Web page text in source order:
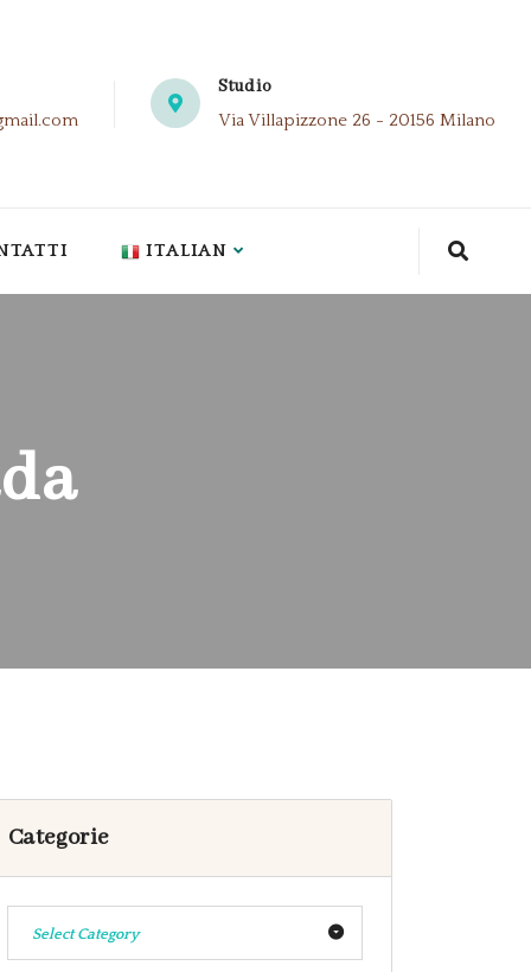
Studio
Via Villapizzone 26 - 20156 Milano
ITALIAN
Categorie
Select Category